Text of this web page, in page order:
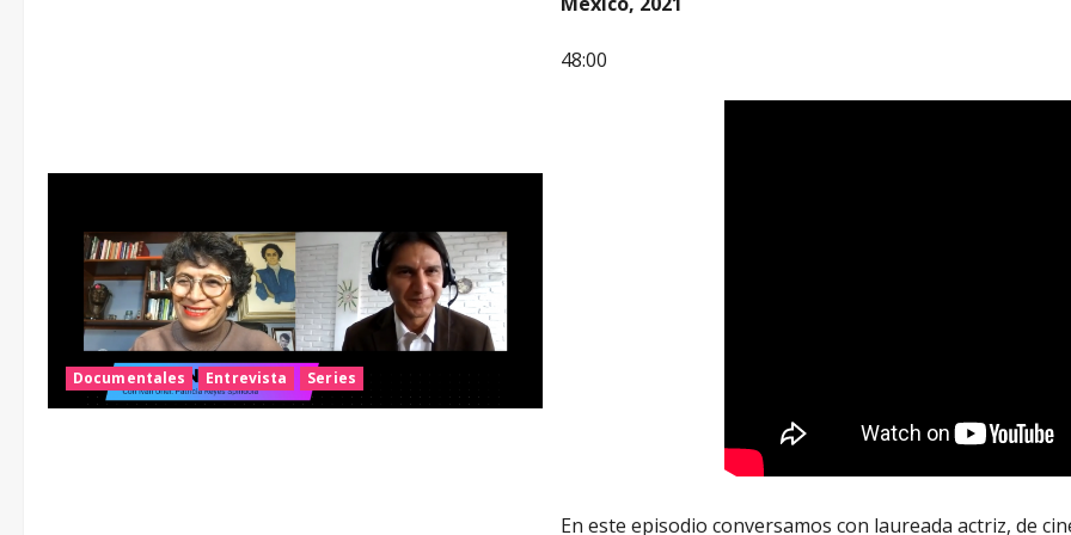
Documentales Entrevista Series
48:00
En este episodio conversamos con laureada actriz, de